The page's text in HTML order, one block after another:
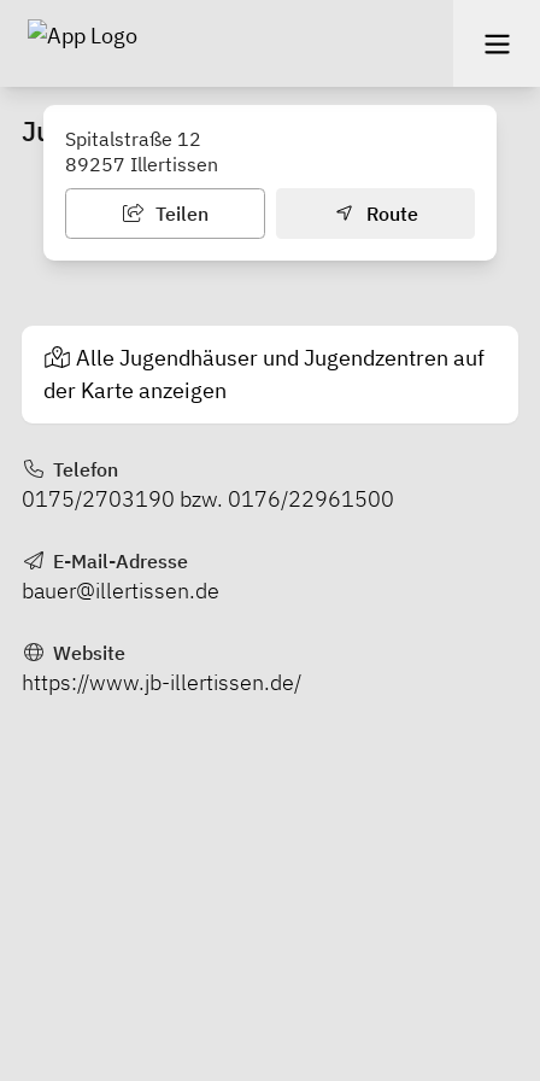
Jugendbüro / Jugendhaus
Spitalstraße 12
89257 Illertissen
Teilen Route
Alle Jugendhäuser und Jugendzentren auf
der Karte anzeigen
Telefon
0175/2703190 bzw. 0176/22961500
E-Mail-Adresse
bauer@illertissen.de
Website
https://www.jb-illertissen.de/